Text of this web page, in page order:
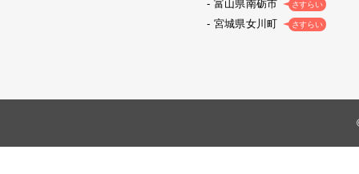
富山県南砺市 さすらい
宮城県女川町 さすらい